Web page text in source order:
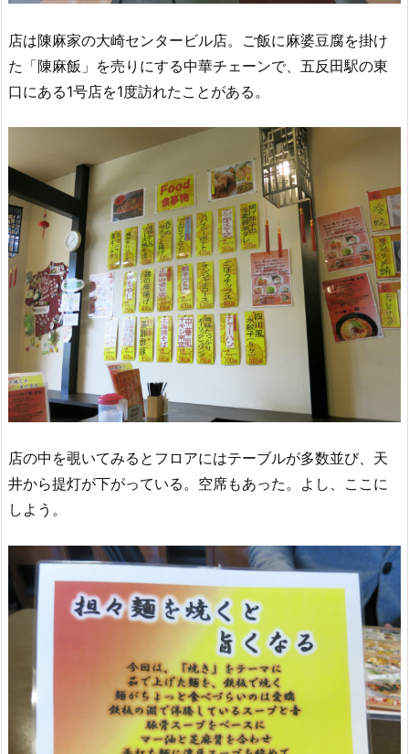
店は陳麻家の大崎センタービル店。ご飯に麻婆豆腐を掛け
た「陳麻飯」を売りにする中華チェーンで、五反田駅の東
口にある1号店を1度訪れたことがある。
店の中を覗いてみるとフロアにはテーブルが多数並び、天
井から提灯が下がっている。空席もあった。よし、ここに
しよう。